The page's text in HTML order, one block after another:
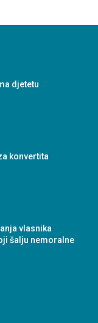
djetetu
konvertita
vlasnika
šalju nemoralne